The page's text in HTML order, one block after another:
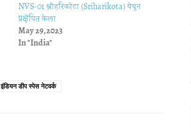
NVS-01 श्रीहरिकोटा (Sriharikota) येथून
प्रक्षेपित केला
May 29, 2023
In "India"
इंडियन डीप स्पेस नेटवर्क